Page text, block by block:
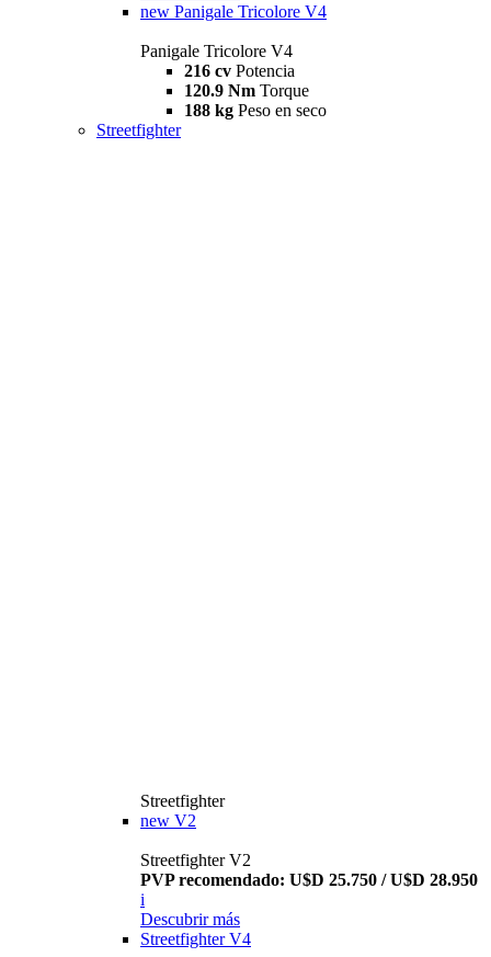
new Panigale Tricolore V4
Panigale Tricolore V4
216 cv Potencia
120.9 Nm Torque
188 kg Peso en seco
Streetfighter
Streetfighter
new V2
Streetfighter V2
PVP recomendado: U$D 25.750 / U$D 28.950
i
Descubrir más
Streetfighter V4